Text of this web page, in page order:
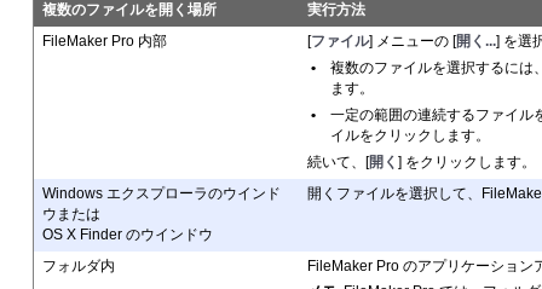
複数のファイルを開く場所
実行方法
FileMaker Pro 内部
[ファイル] メニューの [開く...] を選
•
複数のファイルを選択するには
ます。
•
一定の範囲の連続するファイル
イルをクリックします。
続いて、[開く ] をクリックします。
Windows エクスプローラのウインド
ウまたは
OS X Finder のウインドウ
開くファイルを選択して、
フォルダ内
FileMaker Pro のアプリケーション